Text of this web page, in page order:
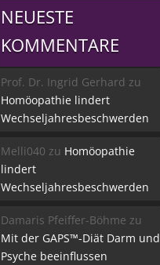
NEUESTE
KOMMENTARE
Prof. Dr. Ingrid Gerhard zu
Homöopathie lindert
Wechseljahresbeschwerden
Melli040 zu Homöopathie
lindert
Wechseljahresbeschwerden
Damaris Pfeiffer-Böhme zu
Mit der GAPS™-Diät Darm und
Psyche beeinflussen